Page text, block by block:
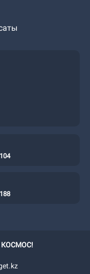
КОСМОС!